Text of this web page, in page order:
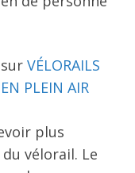
sur VÉLORAILS
PLEIN AIR
plus
vélorail. Le